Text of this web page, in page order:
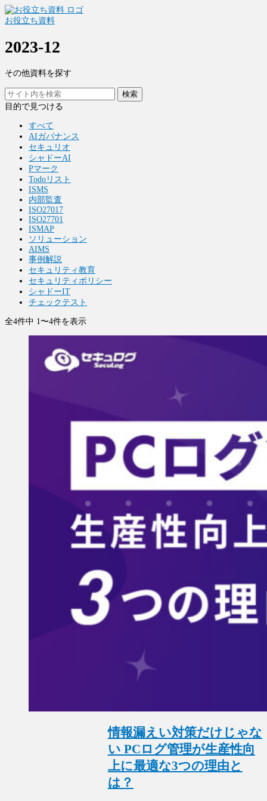
お役立ち資料
2023-12
その他資料を探す
検索
目的で見つける
すべて
AIガバナンス
セキュリオ
シャドーAI
Pマーク
Todoリスト
ISMS
内部監査
ISO27017
ISO27701
ISMAP
ソリューション
AIMS
事例解説
セキュリティ教育
セキュリティポリシー
シャドーIT
チェックテスト
全4件中 1〜4件を表示
情報漏えい対策だけじゃな
い PCログ管理が生産性向
上に最適な3つの理由と
は？